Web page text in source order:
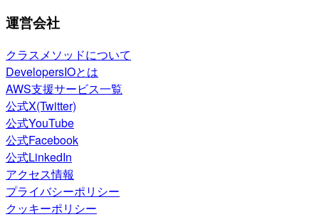
運営会社
クラスメソッドについて
DevelopersIOとは
AWS支援サービス一覧
公式X(Twitter)
公式YouTube
公式Facebook
公式LinkedIn
アクセス情報
プライバシーポリシー
クッキーポリシー